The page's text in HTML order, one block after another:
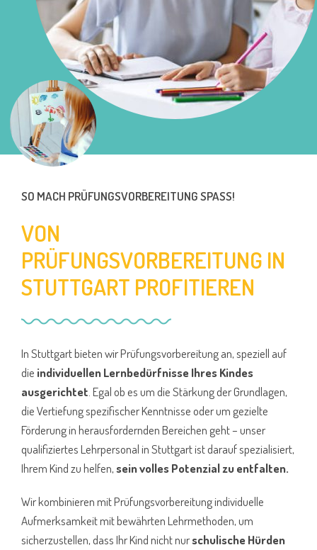
SO MACH PRÜFUNGSVORBEREITUNG SPASS!
VON
PRÜFUNGSVORBEREITUNG IN
STUTTGART PROFITIEREN
In Stuttgart bieten wir Prüfungsvorbereitung an, speziell auf
die individuellen Lernbedürfnisse Ihres Kindes
ausgerichtet . Egal ob es um die Stärkung der Grundlagen,
die Vertiefung spezifischer Kenntnisse oder um gezielte
Förderung in herausfordernden Bereichen geht – unser
qualifiziertes Lehrpersonal in Stuttgart ist darauf spezialisiert,
Ihrem Kind zu helfen,sein volles Potenzial zu entfalten.
Wir kombinieren mit Prüfungsvorbereitung individuelle
Aufmerksamkeit mit bewährten Lehrmethoden, um
sicherzustellen, dass Ihr Kind nicht nurschulische Hürden